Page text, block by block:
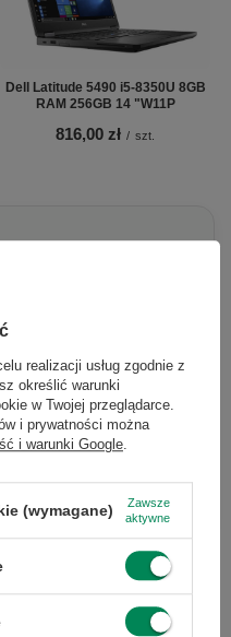
Dell Latitude 5490 i5-8350U 8GB
RAM 256GB 14 "W11P
816,00 zł / szt.
upewnić lub
pytanie?
pomocy!
658
produkt
realizacji usług zgodnie z
określić warunki
w Twojej przeglądarce.
i prywatności można
i warunki Google
(wymagane)
Zawsze
aktywne